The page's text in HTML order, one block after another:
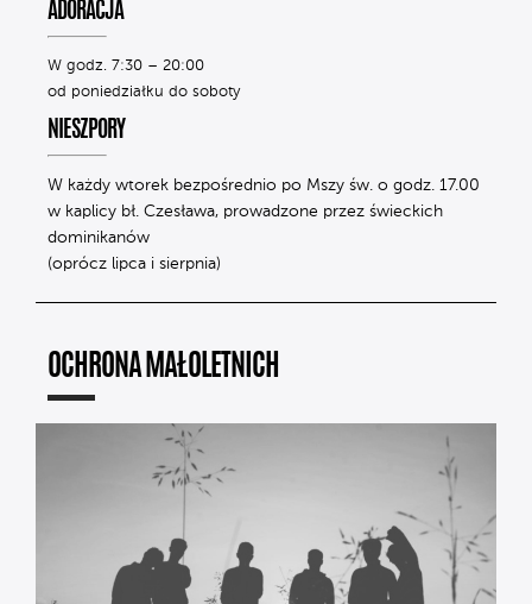
ADORACJA
W godz. 7:30 – 20:00
od poniedziałku do soboty
NIESZPORY
W każdy wtorek bezpośrednio po Mszy św. o godz. 17.00
w kaplicy bł. Czesława, prowadzone przez świeckich
dominikanów
(oprócz lipca i sierpnia)
OCHRONA MAŁOLETNICH